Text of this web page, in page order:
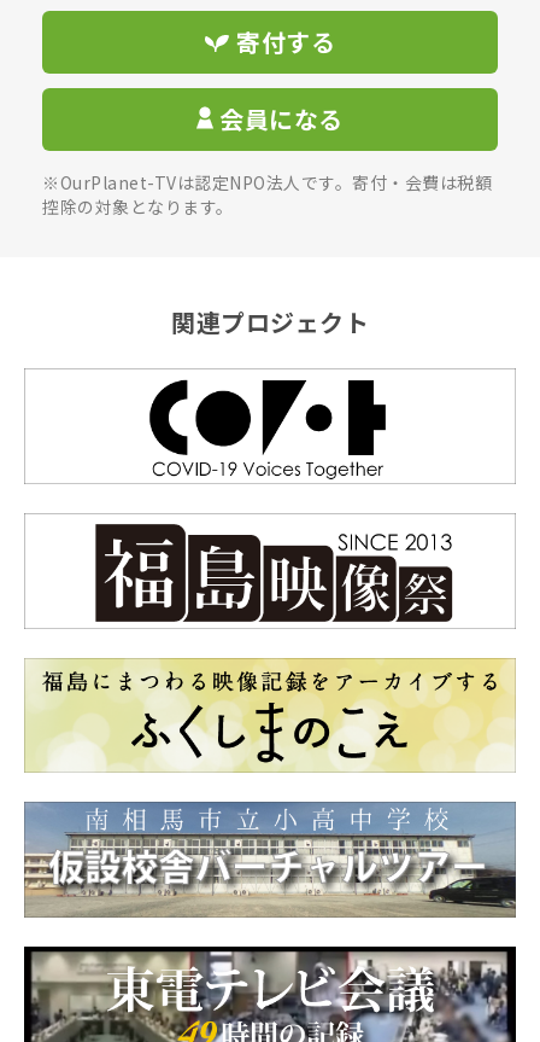
寄付する
会員になる
※OurPlanet-TVは認定NPO法人です。寄付・会費は税額
控除の対象となります。
関連プロジェクト